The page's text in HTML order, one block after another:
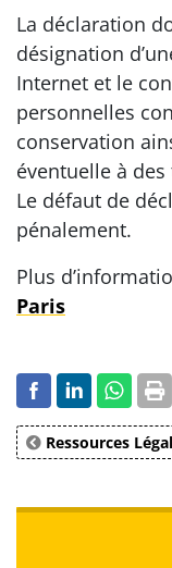
La déclaration
désignation
Internet et le
personnelles
conservation
éventuelle à des
Le défaut de
pénalement.
Plus
Paris
Ressources